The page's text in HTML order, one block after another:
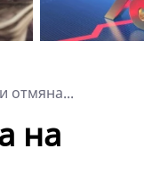
отмяна...
на